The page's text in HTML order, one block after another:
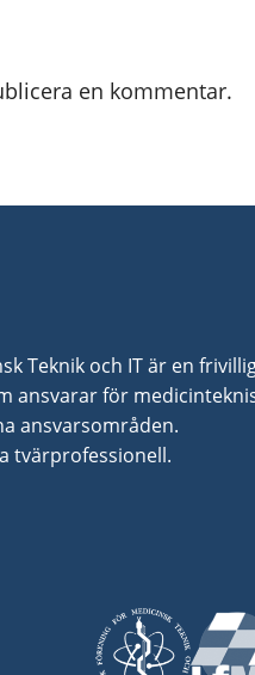
en kommentar.
Teknik och IT är en
ansvarar för
ansvarsområden.
tvärprofessionell.